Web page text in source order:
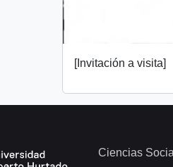
[Invitación a visita]
Ciencias